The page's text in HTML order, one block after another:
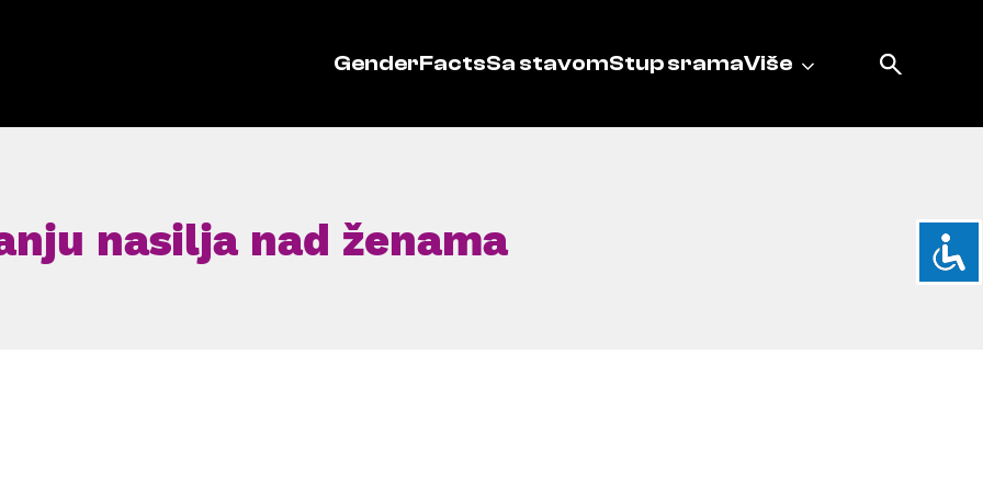
GenderFactsSa stavomStup sramaViše
nasilja nad ženama